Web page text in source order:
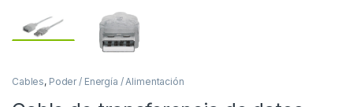
Cables, Poder / Energía / Alimentación